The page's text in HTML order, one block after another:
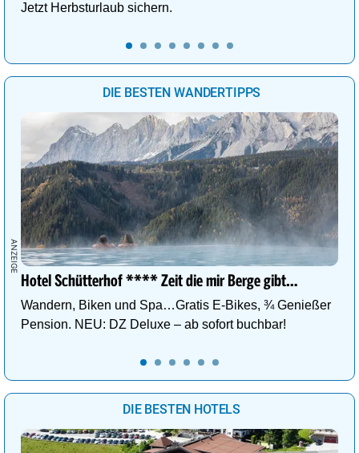
Jetzt Herbsturlaub sichern.
DIE BESTEN WANDERTIPPS
Hotel Schütterhof **** Zeit die mir Berge gibt…
Wandern, Biken und Spa…Gratis E-Bikes, ¾ Genießer
Pension. NEU: DZ Deluxe – ab sofort buchbar!
DIE BESTEN HOTELS